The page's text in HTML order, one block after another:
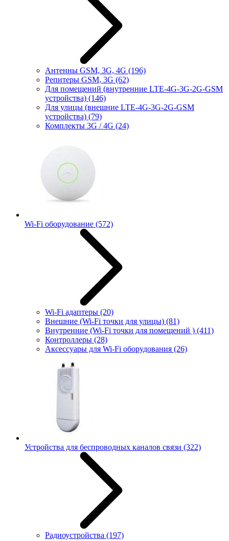
Антенны GSM, 3G, 4G (196)
Репитеры GSM, 3G (62)
Для помещений (внутренние LTE-4G-3G-2G-GSM
устройства) (146)
Для улицы (внешние LTE-4G-3G-2G-GSM
устройства) (79)
Комплекты 3G / 4G (24)
Wi-Fi оборудование (572)
Wi-Fi адаптеры (20)
Внешние (Wi-Fi точки для улицы) (81)
Внутренние (Wi-Fi точки для помещений ) (411)
Контроллеры (28)
Аксессуары для Wi-Fi оборудования (26)
Устройства для беспроводных каналов связи (322)
Радиоустройства (197)